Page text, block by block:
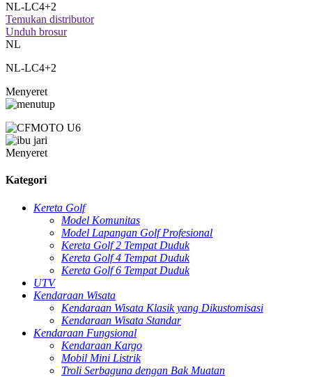
NL-LC4+2
Temukan distributor
Unduh brosur
NL
NL-LC4+2
Menyeret
Menyeret
Kategori
Kereta Golf
Model Komunitas
Model Lapangan Golf Profesional
Kereta Golf 2 Tempat Duduk
Kereta Golf 4 Tempat Duduk
Kereta Golf 6 Tempat Duduk
UTV
Kendaraan Wisata
Kendaraan Wisata Klasik yang Dikustomisasi
Kendaraan Wisata Standar
Kendaraan Fungsional
Kendaraan Kargo
Mobil Mini Listrik
Troli Serbaguna dengan Bak Muatan